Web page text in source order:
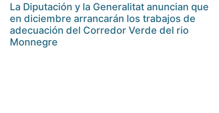
La Diputación y la Generalitat anuncian que
en diciembre arrancarán los trabajos de
adecuación del Corredor Verde del rio
Monnegre